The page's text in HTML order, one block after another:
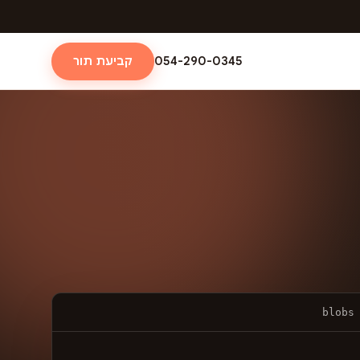
054-290-0345 קביעת תור
blobs